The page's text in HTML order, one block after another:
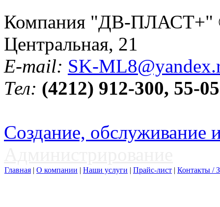
Компания "ДВ-ПЛАСТ+"
Центральная, 21
E-mail: SK-
Тел: (4212) 912-300, 55-
Создание, обслуживание
Главная | О компании | Наши услуги | Прайс-лист | Контакты /